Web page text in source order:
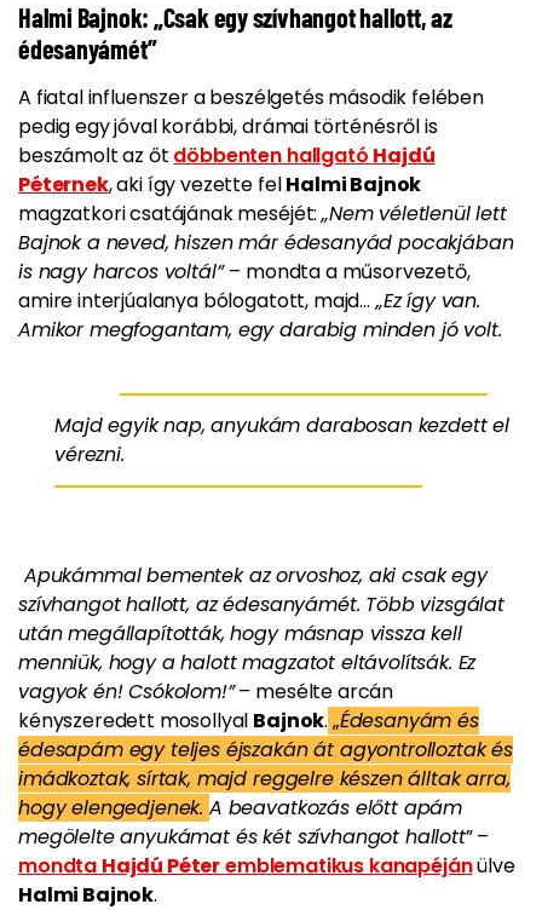
Halmi Bajnok: „Csak egy szívhangot hallott, az
édesanyámét”
A fiatal influenszer a beszélgetés második felében
pedig egy jóval korábbi, drámai történésről is
beszámolt az őt döbbenten hallgató Hajdú
Péternek, aki így vezette felHalmi Bajnok
magzatkori csatájának meséjét:„Nem véletlenül lett
Bajnok a neved, hiszen már édesanyád pocakjában
is nagy harcos voltál”– mondta a műsorvezető,
amire interjúalanya bólogatott, majd… „Ez így van.
Amikor megfogantam, egy darabig minden jó volt.
Majd egyik nap, anyukám darabosan kezdett el
vérezni.
Apukámmal bementek az orvoshoz, aki csak egy
szívhangot hallott, az édesanyámét. Több vizsgálat
után megállapították, hogy másnap vissza kell
menniük, hogy a halott magzatot eltávolítsák. Ez
vagyok én! Csókolom!”– mesélte arcán
kényszeredett mosollyal Bajnok. „Édesanyám és
édesapám egy teljes éjszakán át agyontrolloztak és
imádkoztak, sírtak, majd reggelre készen álltak arra,
hogy elengedjenek. A beavatkozás előtt apám
megölelte anyukámat és két szívhangot hallott” –
mondta Hajdú Péteremblematikus kanapéjánülve
Halmi Bajnok.